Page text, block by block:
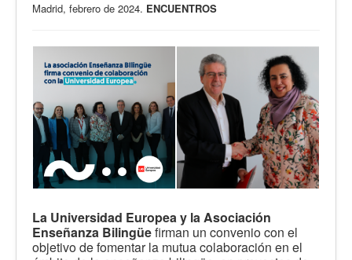
Madrid, febrero de 2024. ENCUENTROS
La Universidad Europea y la Asociación
Enseñanza Bilingüefirman un convenio con el
objetivo de fomentar la mutua colaboración en el